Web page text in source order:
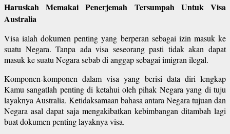
Haruskah Memakai Penerjemah Tersumpah Untuk Visa
Australia
Visa ialah dokumen penting yang berperan sebagai izin masuk ke
suatu Negara. Tanpa ada visa seseorang pasti tidak akan dapat
masuk ke suatu Negara sebab di anggap sebagai imigran ilegal.
Komponen-komponen dalam visa yang berisi data diri lengkap
Kamu sangatlah penting di ketahui oleh pihak Negara yang di tuju
layaknya Australia. Ketidaksamaan bahasa antara Negara tujuan dan
Negara asal dapat saja mengakibatkan kebimbangan ditambah lagi
buat dokumen penting layaknya visa.